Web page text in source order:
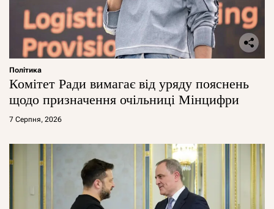
Політика
Комітет Ради вимагає від уряду пояснень
щодо призначення очільниці Мінцифри
7 Серпня, 2026